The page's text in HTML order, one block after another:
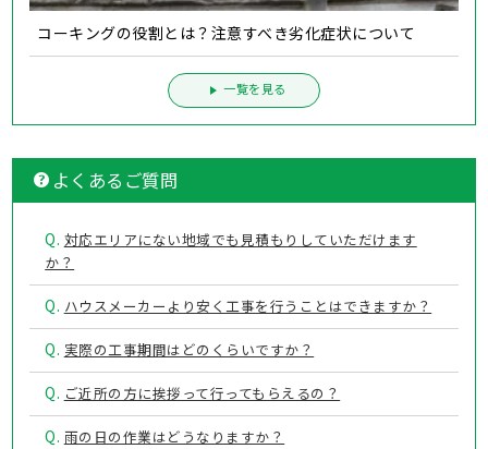
コーキングの役割とは？注意すべき劣化症状について
一覧を見る
よくあるご質問
Q. 対応エリアにない地域でも見積もりしていただけます
か？
Q. ハウスメーカーより安く工事を行うことはできますか？
Q. 実際の工事期間はどのくらいですか？
Q. ご近所の方に挨拶って行ってもらえるの？
Q. 雨の日の作業はどうなりますか？